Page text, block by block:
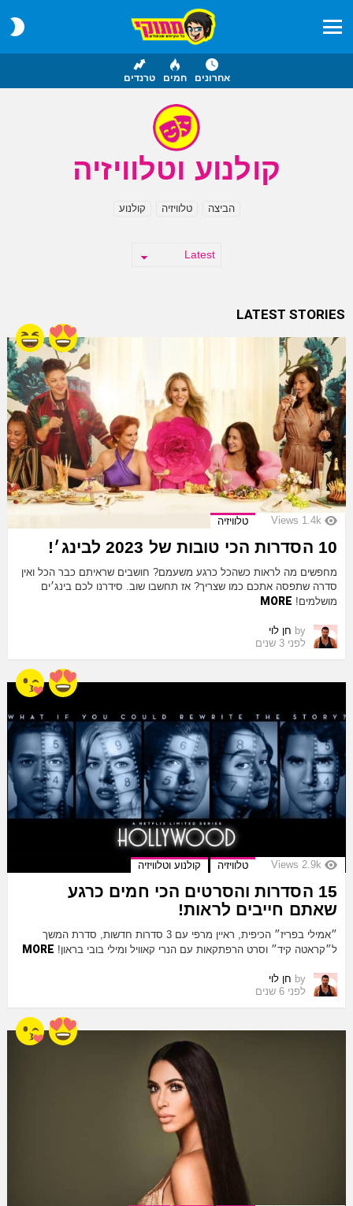
אחרונים חמים טרנדים
קולנוע וטלוויזיה
הביצה טלוויזיה קולנוע
LATEST STORIES
1.4k
Views טלוויזיה
10 הסדרות הכי טובות של 2023 לבינג׳!
מחפשים מה לראות כשהכל כרגע משעמם? חושבים שראיתם כבר הכל ואין
סדרה שתפסה אתכם כמו שצריך? אז תחשבו שוב. סידרנו לכם בינג׳ים
מושלמים! MORE
by חן לוי
לפני 3 שנים
2.9k
Views טלוויזיה קולנוע וטלוויזיה
15 הסדרות והסרטים הכי חמים כרגע
שאתם חייבים לראות!
״אמילי בפריז״ הכיפית, ראיין מרפי עם 3 סדרות חדשות, סדרת המשך
ל״קראטה קיד״ וסרט הרפתקאות עם הנרי קאוויל ומילי בובי בראון! MORE
by חן לוי
לפני 6 שנים